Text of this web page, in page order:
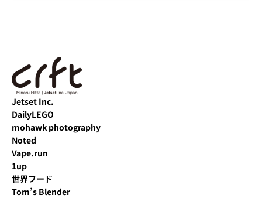
Jetset Inc.
DailyLEGO
mohawk photography
Noted
Vape.run
1up
世界フード
Tom’s Blender